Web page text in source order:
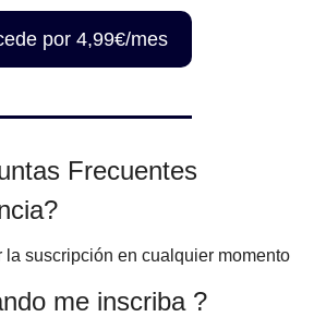
por 4,99€/mes
Frecuentes
la suscripción en cualquier momento
me inscriba ?